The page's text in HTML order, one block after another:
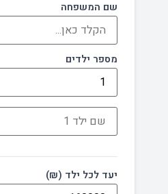
שם המשפחה
מספר ילדים
יעד לכל ילד (₪)